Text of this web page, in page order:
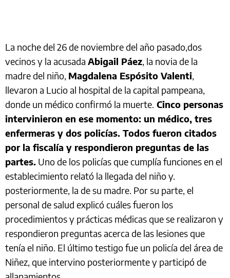
La noche del 26 de noviembre del año pasado,dos
vecinos y la acusada Abigail Páez, la novia de la
madre del niño, Magdalena Espósito Valenti,
llevaron a Lucio al hospital de la capital pampeana,
donde un médico confirmó la muerte. Cinco personas
intervinieron en ese momento: un médico, tres
enfermeras y dos policías. Todos fueron citados
por la fiscalía y respondieron preguntas de las
partes. Uno de los policías que cumplía funciones en el
establecimiento relató la llegada del niño y.
posteriormente, la de su madre. Por su parte, el
personal de salud explicó cuáles fueron los
procedimientos y prácticas médicas que se realizaron y
respondieron preguntas acerca de las lesiones que
tenía el niño. El último testigo fue un policía del área de
Niñez, que intervino posteriormente y participó de